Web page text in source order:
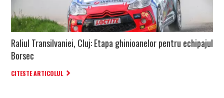
Raliul Transilvaniei, Cluj: Etapa ghinioanelor pentru echipajul
Borsec
CITESTE ARTICOLUL